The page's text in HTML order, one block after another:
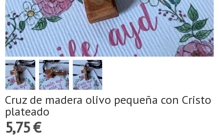
Cruz de madera olivo pequeña con Cristo
plateado
5,75 €